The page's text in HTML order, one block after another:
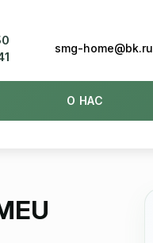
smg-home@bk.ru
О НАС